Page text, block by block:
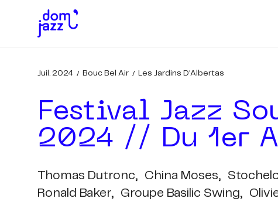
Juil. 2024 Bouc Bel Air Les Jardins D'Albertas
Festival Jazz
2024 // Du 1er
Thomas Dutronc, China Moses,
Ronald Baker,
Groupe Basilic Swing,